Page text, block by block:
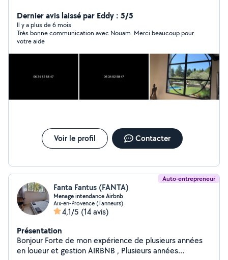
maison et appartement en air bnb entrée sortie et
ménages De préférence privilégier l'appel téléphonique
Dernier avis laissé par Eddy : 5/5
Il y a plus de 6 mois
Très bonne communication avec Nouam. Merci beaucoup pour
votre aide
Voir le profil Contacter
Auto-entrepreneur
Fanta Fantus (FANTA)
Menage intendance Airbnb
Aix-en-Provence (Tanneurs)
4,1/5 (14 avis)
Présentation
Bonjour Forte de mon expérience de plusieurs années
en loueur et gestion AIRBNB , Plusieurs années